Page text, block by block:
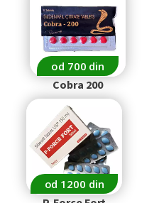
od 700 din
Cobra 200
od 1200 din